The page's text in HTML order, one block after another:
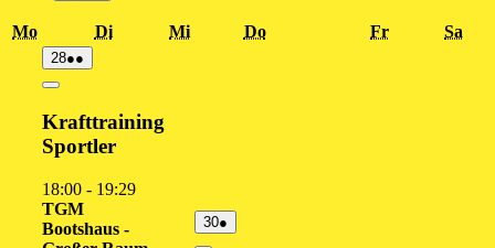
MoMontag DiDienstagMiMittwoch
DoDonnerstag FrFreitag Sa
2828.
Juli
●●
Veranstaltungen)
Close
Krafttraining
Sportler
18:00 - 19:29
TGM
Bootshaus -
3030.
Juli
●
Veranstaltung)